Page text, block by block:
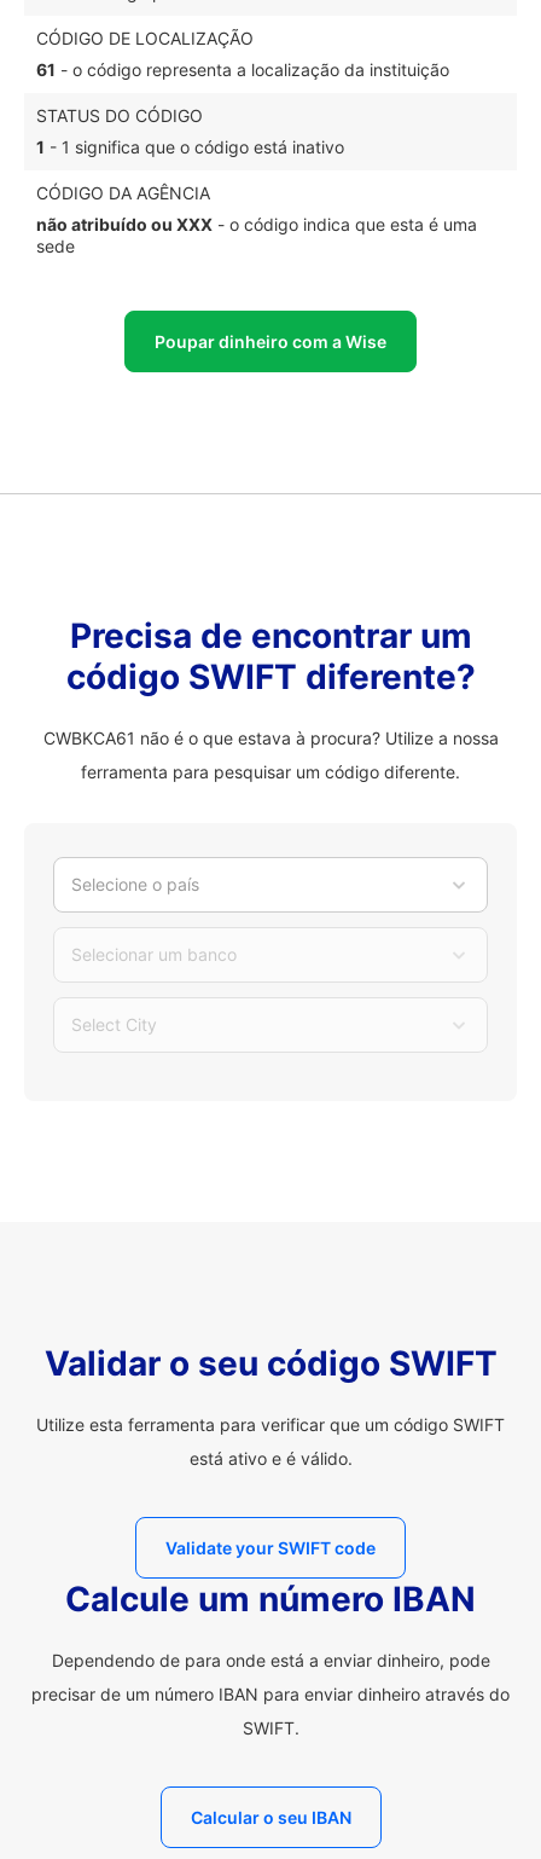
CÓDIGO DE LOCALIZAÇÃO
61 - o código representa a localização da instituição
STATUS DO CÓDIGO
1 - 1 significa que o código está inativo
CÓDIGO DA AGÊNCIA
não atribuído ou XXX - o código indica que esta é uma
sede
Poupar dinheiro com a Wise
Precisa de encontrar um
código SWIFT diferente?
CWBKCA61 não é o que estava à procura? Utilize a nossa
ferramenta para pesquisar um código diferente.
Selecione o país
Selecionar um banco
Select City
Validar o seu código SWIFT
Utilize esta ferramenta para verificar que um código SWIFT
está ativo e é válido.
Validate your SWIFT code
Calcule um número IBAN
Dependendo de para onde está a enviar dinheiro, pode
precisar de um número IBAN para enviar dinheiro através do
SWIFT.
Calcular o seu IBAN